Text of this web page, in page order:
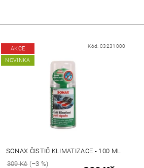
AKCE
NOVINKA
Kód: 03231000
SONAX ČISTIČ KLIMATIZACE - 100 ML
309 Kč(–3 %)